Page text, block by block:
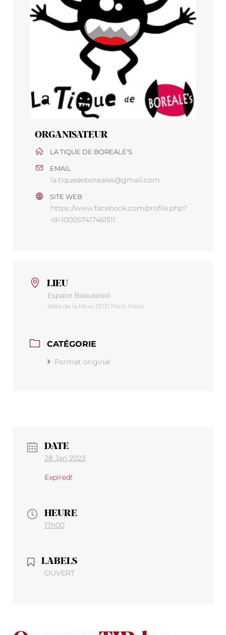
ORGANISATEUR
LA TIQUE DE BOREALE'S
EMAIL
la.tiquedeboreales@gmail.com
SITE WEB
https://www.facebook.com/profile.php?
id=100057417461511
LIEU
Espace Beausoleil
Allée de la Mine 35131 Pont-Péan
CATÉGORIE
Format original
DATE
28 Jan 2023
Expired!
HEURE
17h00
LABELS
OUVERT